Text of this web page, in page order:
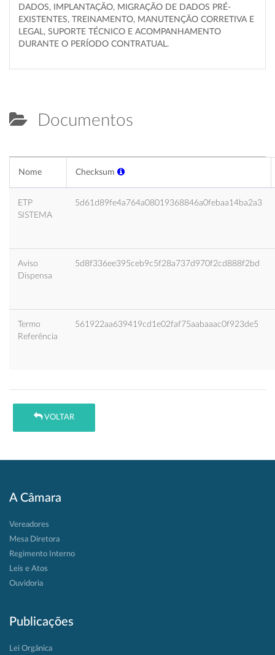
DADOS, IMPLANTAÇÃO, MIGRAÇÃO DE DADOS PRÉ-
EXISTENTES, TREINAMENTO, MANUTENÇÃO CORRETIVA E
LEGAL, SUPORTE TÉCNICO E ACOMPANHAMENTO
DURANTE O PERÍODO CONTRATUAL.
Documentos
Nome Checksum
ETP
SISTEMA
5d61d89fe4a764a08019368846a0febaa14ba2a3
Aviso
Dispensa
5d8f336ee395ceb9c5f28a737d970f2cd888f2bd
Termo
Referência
561922aa639419cd1e02faf75aabaaac0f923de5
VOLTAR
A Câmara
Vereadores
Mesa Diretora
Regimento Interno
Leis e Atos
Ouvidoria
Publicações
Lei Orgânica